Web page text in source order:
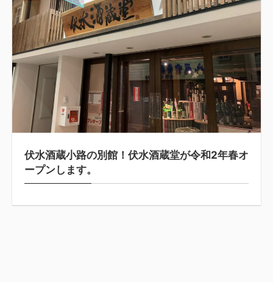
伏水酒蔵小路の別館！伏水酒蔵堂が令和2年春オ
ープンします。